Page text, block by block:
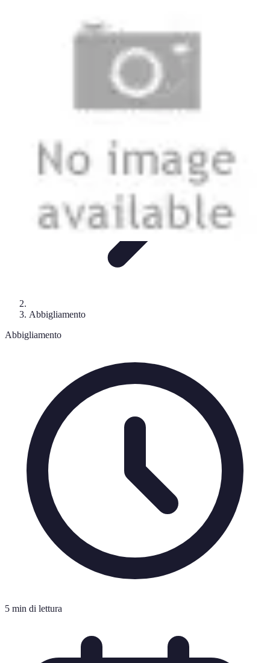
Consigli di StileTendenze
Abbigliamento
Abbigliamento
5 min di lettura